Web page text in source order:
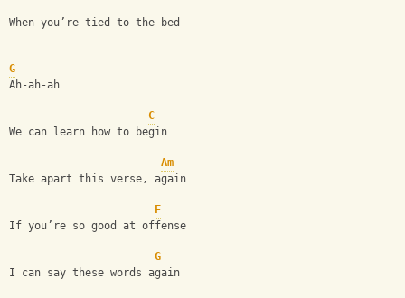
When you’re tied to the bed
G
Ah-ah-ah
C
We can learn how to begin
Am
Take apart this verse, again
F
If you’re so good at offense
G
I can say these words again